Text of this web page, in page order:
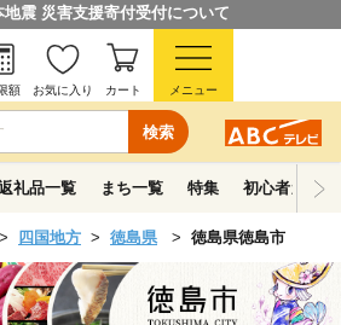
震 災害支援寄付受付について
検索
額 お気に入り カート メニュー
礼品一覧 まち一覧 特集 初心者ガイド
四国地方 徳島県 徳島県徳島市